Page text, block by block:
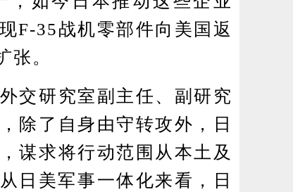
F-35战机零部件向美国返
张。
研究室副主任、副研究
除了自身由守转攻外，日
谋求将行动范围从本土及
日美军事一体化来看，日